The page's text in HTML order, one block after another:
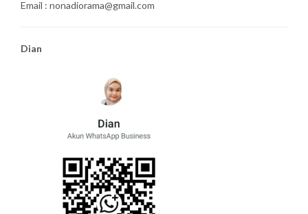
Email : nonadiorama@gmail.com
Dian